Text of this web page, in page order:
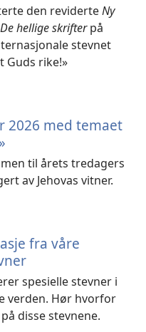
den reviderteNy
hellige skrifterpå
stevnet
Guds rike!»
2026 med temaet
til årets tredagers
av Jehovas vitner.
fra våre
spesielle stevner i
verden. Hør hvorfor
disse stevnene.